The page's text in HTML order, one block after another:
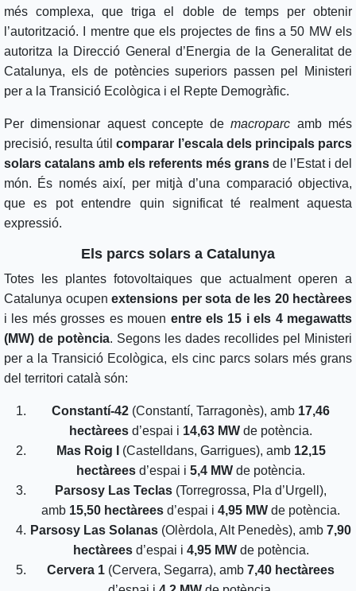
més complexa, que triga el doble de temps per obtenir
l’autorització. I mentre que els projectes de fins a 50 MW els
autoritza la Direcció General d’Energia de la Generalitat de
Catalunya, els de potències superiors passen pel Ministeri
per a la Transició Ecològica i el Repte Demogràfic.
Per dimensionar aquest concepte demacroparc amb més
precisió, resulta útil comparar l’escala dels principals parcs
solars catalans amb els referents més grans de l’Estat i del
món. És només així, per mitjà d’una comparació objectiva,
que es pot entendre quin significat té realment aquesta
expressió.
Els parcs solars a Catalunya
Totes les plantes fotovoltaiques que actualment operen a
Catalunya ocupen extensions per sota de les 20 hectàrees
i les més grosses es mouen entre els 15 i els 4 megawatts
(MW) de potència. Segons les dades recollides pel Ministeri
per a la Transició Ecològica, els cinc parcs solars més grans
del territori català són:
Constantí-42 (Constantí, Tarragonès), amb 17,46
hectàrees d’espai i 14,63 MW de potència.
Mas Roig I
(Castelldans, Garrigues), amb 12,15
hectàrees d’espai i 5,4 MW de potència.
Parsosy Las Teclas (Torregrossa, Pla d’Urgell),
amb 15,50 hectàrees d’espai i 4,95 MW de potència.
Parsosy Las Solanas (Olèrdola, Alt Penedès), amb 7,90
hectàreesd’espai i 4,95 MWde potència.
Cervera 1 (Cervera, Segarra), amb 7,40 hectàrees